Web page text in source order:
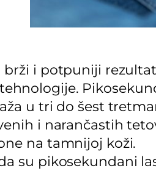
i potpuniji
u tri do šest
i narančastih
na tamnijoj koži.
su pikosekundani